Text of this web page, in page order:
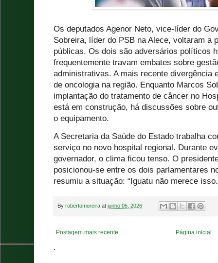
Os deputados Agenor Neto, vice-líder do
Sobreira, líder do PSB na Alece, voltaram a
públicas. Os dois são adversários políticos
frequentemente travam embates sobre
administrativas. A mais recente divergência
de oncologia na região. Enquanto Marcos
implantação do tratamento de câncer no
está em construção, há discussões sobre
o equipamento.
A Secretaria da Saúde do Estado trabalha
serviço no novo hospital regional. Durante
governador, o clima ficou tenso. O
posicionou-se entre os dois parlamentares
resumiu a situação: “Iguatu não merece
By robertomoreira at junho 05, 2026
Postagem mais recente Página inicial
.